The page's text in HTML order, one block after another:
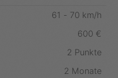
61 - 70 km/h
600 €
2 Punkte
2 Monate